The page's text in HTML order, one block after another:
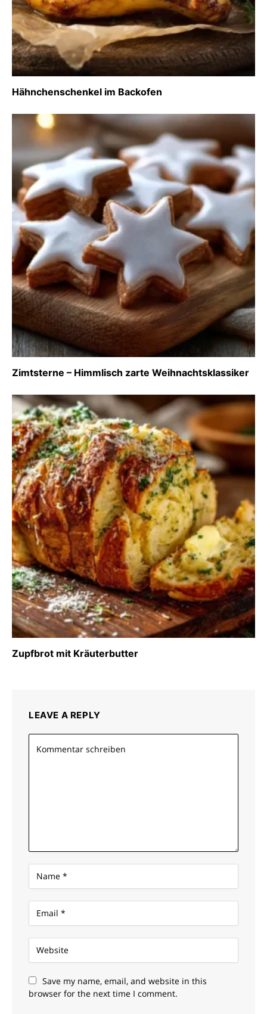
Hähnchenschenkel im Backofen
Zimtsterne – Himmlisch zarte Weihnachtsklassiker
Zupfbrot mit Kräuterbutter
LEAVE A REPLY
Save my name, email, and website in this
browser for the next time I comment.